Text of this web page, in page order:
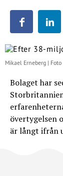
Mikael Erneberg |
Bolaget har
övertygelsen
är långt ifrån